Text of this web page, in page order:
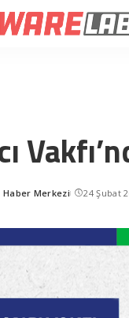
Haber Merkezi 24 Şubat